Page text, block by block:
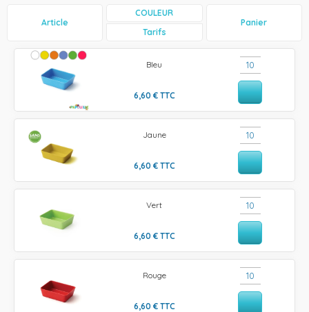
Article
COULEUR
Tarifs
Panier
Bleu
6,60 € TTC
Jaune
6,60 € TTC
Vert
6,60 € TTC
Rouge
6,60 € TTC